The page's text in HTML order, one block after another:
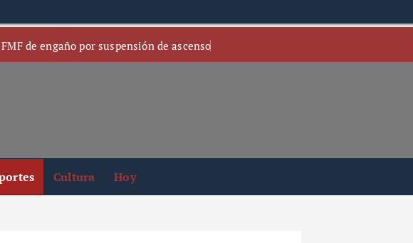
de engaño por suspensión de ascenso
Cultura Hoy